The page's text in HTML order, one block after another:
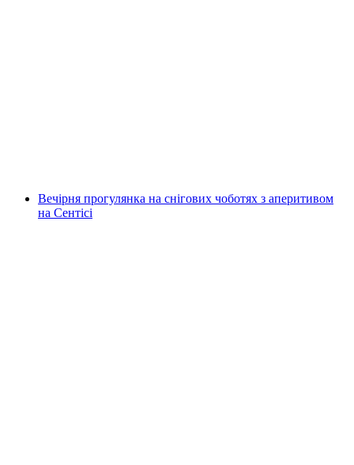
Вечірня прогулянка на снігових чоботях з аперитивом
на Сентісі